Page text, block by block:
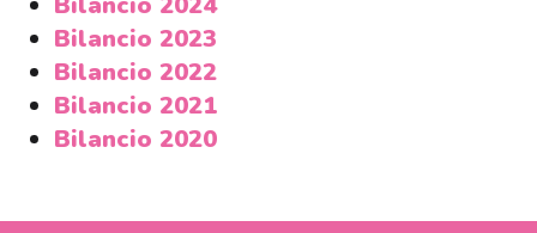
Bilancio 2023
Bilancio 2022
Bilancio 2021
Bilancio 2020